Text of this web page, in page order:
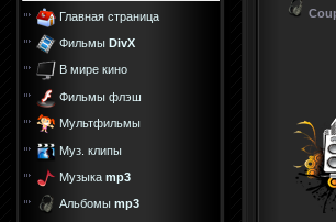
Главная страница
Фильмы DivX
В мире кино
Фильмы флэш
Мультфильмы
Муз. клипы
Музыка mp3
Альбомы mp3